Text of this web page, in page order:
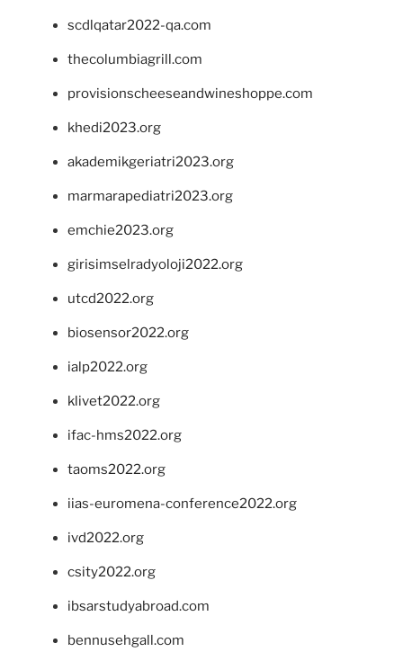
scdlqatar2022-qa.com
thecolumbiagrill.com
provisionscheeseandwineshoppe.com
khedi2023.org
akademikgeriatri2023.org
marmarapediatri2023.org
emchie2023.org
girisimselradyoloji2022.org
utcd2022.org
biosensor2022.org
ialp2022.org
klivet2022.org
ifac-hms2022.org
taoms2022.org
iias-euromena-conference2022.org
ivd2022.org
csity2022.org
ibsarstudyabroad.com
bennusehgall.com